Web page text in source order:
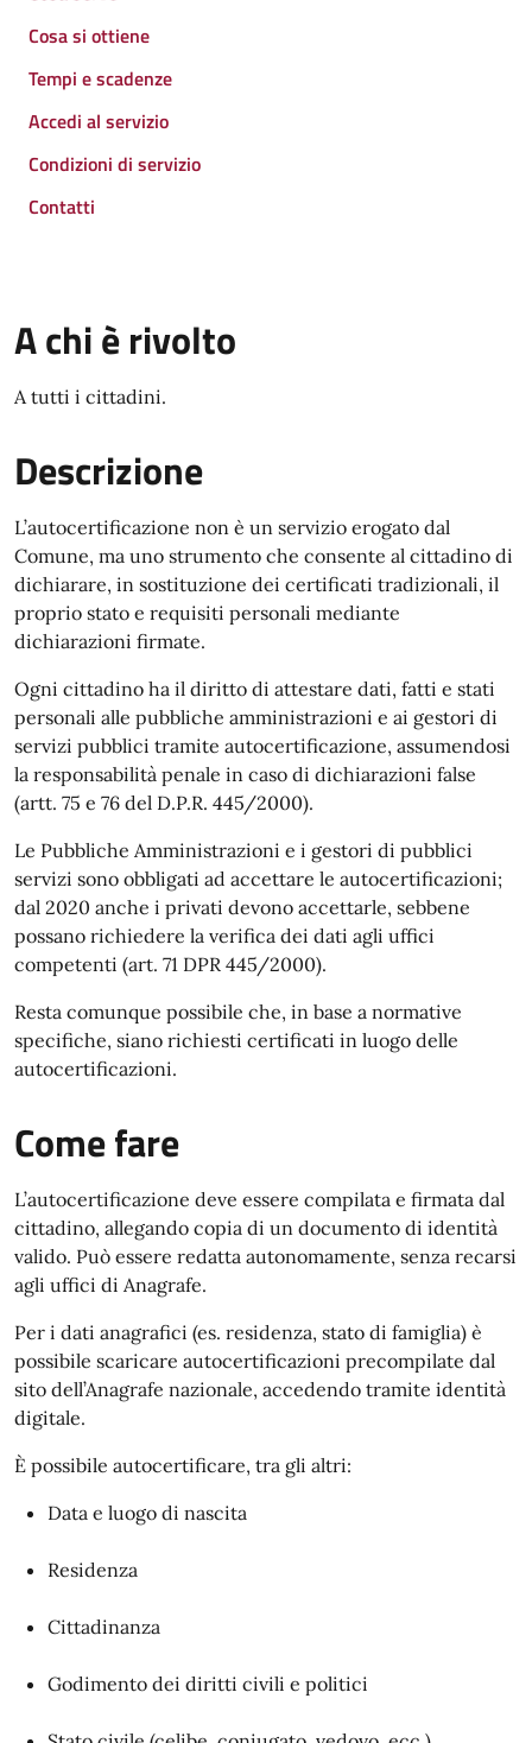
Cosa si ottiene
Tempi e scadenze
Accedi al servizio
Condizioni di servizio
Contatti
A chi è rivolto
A tutti i cittadini.
Descrizione
L’autocertificazione non è un servizio erogato dal
Comune, ma uno strumento che consente al cittadino di
dichiarare, in sostituzione dei certificati tradizionali, il
proprio stato e requisiti personali mediante
dichiarazioni firmate.
Ogni cittadino ha il diritto di attestare dati, fatti e stati
personali alle pubbliche amministrazioni e ai gestori di
servizi pubblici tramite autocertificazione, assumendosi
la responsabilità penale in caso di dichiarazioni false
(artt. 75 e 76 del D.P.R. 445/2000).
Le Pubbliche Amministrazioni e i gestori di pubblici
servizi sono obbligati ad accettare le autocertificazioni;
dal 2020 anche i privati devono accettarle, sebbene
possano richiedere la verifica dei dati agli uffici
competenti (art. 71 DPR 445/2000).
Resta comunque possibile che, in base a normative
specifiche, siano richiesti certificati in luogo delle
autocertificazioni.
Come fare
L’autocertificazione deve essere compilata e firmata dal
cittadino, allegando copia di un documento di identità
valido. Può essere redatta autonomamente, senza recarsi
agli uffici di Anagrafe.
Per i dati anagrafici (es. residenza, stato di famiglia) è
possibile scaricare autocertificazioni precompilate dal
sito dell’Anagrafe nazionale, accedendo tramite identità
digitale.
È possibile autocertificare, tra gli altri:
Data e luogo di nascita
Residenza
Cittadinanza
Godimento dei diritti civili e politici